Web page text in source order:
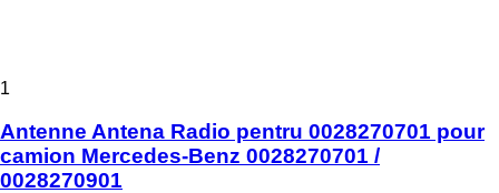
1
Antenne Antena Radio pentru 0028270701 pour
camion Mercedes-Benz 0028270701 /
0028270901